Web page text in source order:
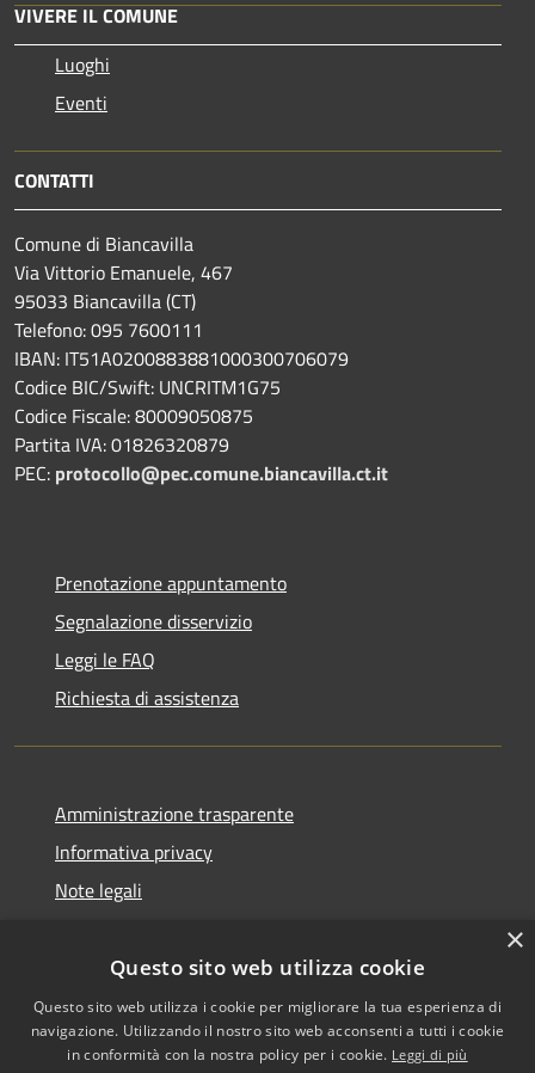
VIVERE IL COMUNE
Luoghi
Eventi
CONTATTI
Comune di Biancavilla
Via Vittorio Emanuele, 467
95033 Biancavilla (CT)
Telefono: 095 7600111
IBAN: IT51A0200883881000300706079
Codice BIC/Swift: UNCRITM1G75
Codice Fiscale: 80009050875
Partita IVA: 01826320879
PEC: protocollo@pec.comune.biancavilla.ct.it
Prenotazione appuntamento
Segnalazione disservizio
Leggi le FAQ
Richiesta di assistenza
Amministrazione trasparente
Informativa privacy
Note legali
Copyright © 2026 • Comune di
×
Questo sito web utilizza cookie
Questo sito web utilizza i cookie per migliorare la tua esperienza di
navigazione. Utilizzando il nostro sito web acconsenti a tutti i cookie
in conformità con la nostra policy per i cookie. Leggi di più